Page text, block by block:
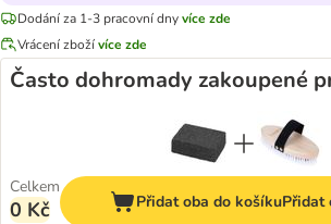
Dodání za 1-3 pracovní dnyvíce zde
Vrácení zbožívíce zde
Často dohromady zakoupené
Celkem
0 Kč Přidat oba do košíkuPřidat